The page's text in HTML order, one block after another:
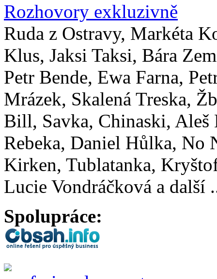
Rozhovory exkluzivně
Ruda z Ostravy, Markéta
Klus, Jaksi Taksi, Bára
Petr Bende, Ewa Farna,
Mrázek, Skalená Treska,
Bill, Savka, Chinaski,
Rebeka, Daniel Hůlka, No
Kirken, Tublatanka,
Lucie Vondráčková a další
Spolupráce: